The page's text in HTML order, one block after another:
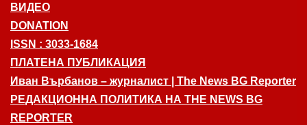
ВИДЕО
DONATION
ISSN : 3033-1684
ПЛАТЕНА ПУБЛИКАЦИЯ
Иван Върбанов – журналист | The News BG Reporter
РЕДАКЦИОННА ПОЛИТИКА НА THE NEWS BG
REPORTER